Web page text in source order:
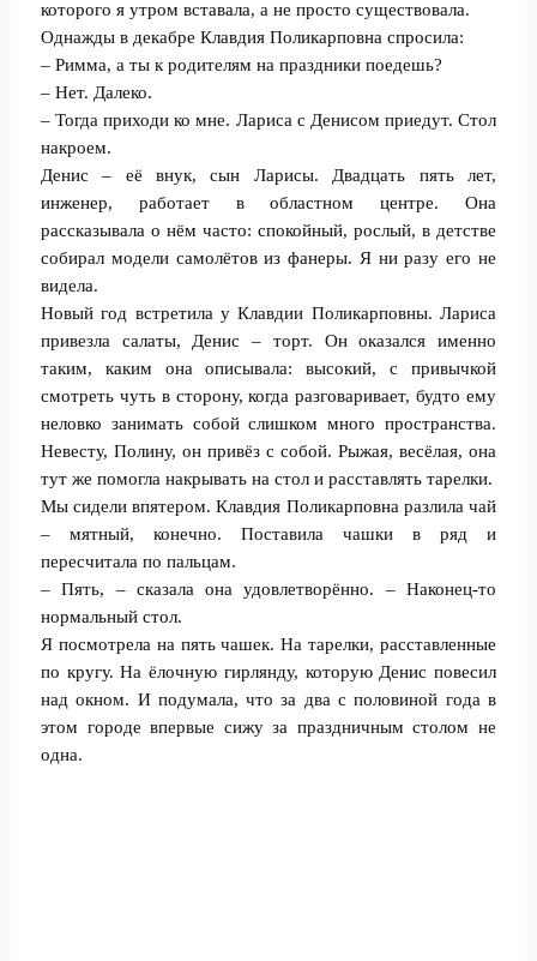
которого я утром вставала, а не просто существовала.
Однажды в декабре Клавдия Поликарповна спросила:
– Римма, а ты к родителям на праздники поедешь?
– Нет. Далеко.
– Тогда приходи ко мне. Лариса с Денисом приедут. Стол
накроем.
Денис – её внук, сын Ларисы. Двадцать пять лет,
инженер, работает в областном центре. Она
рассказывала о нём часто: спокойный, рослый, в детстве
собирал модели самолётов из фанеры. Я ни разу его не
видела.
Новый год встретила у Клавдии Поликарповны. Лариса
привезла салаты, Денис – торт. Он оказался именно
таким, каким она описывала: высокий, с привычкой
смотреть чуть в сторону, когда разговаривает, будто ему
неловко занимать собой слишком много пространства.
Невесту, Полину, он привёз с собой. Рыжая, весёлая, она
тут же помогла накрывать на стол и расставлять тарелки.
Мы сидели впятером. Клавдия Поликарповна разлила чай
– мятный, конечно. Поставила чашки в ряд и
пересчитала по пальцам.
– Пять, – сказала она удовлетворённо. – Наконец-то
нормальный стол.
Я посмотрела на пять чашек. На тарелки, расставленные
по кругу. На ёлочную гирлянду, которую Денис повесил
над окном. И подумала, что за два с половиной года в
этом городе впервые сижу за праздничным столом не
одна.